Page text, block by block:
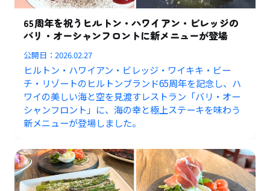
65周年を祝うヒルトン・ハワイアン・ビレッジの
バリ・オーシャンフロントに新メニューが登場
公開日：2026.02.27
ヒルトン・ハワイアン・ビレッジ・ワイキキ・ビー
チ・リゾートのヒルトンブランド65周年を記念し、ハ
ワイの美しい海と空を見渡すレストラン「バリ・オー
シャンフロント」に、海の幸と極上ステーキを味わう
新メニューが登場しました。